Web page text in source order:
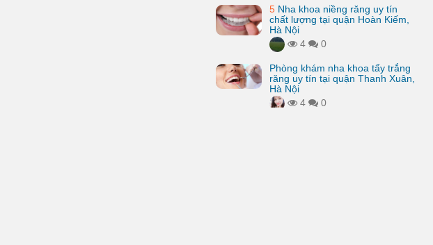
5 Nha khoa niềng răng uy tín
chất lượng tại quận Hoàn Kiếm,
Hà Nội
4
0
Phòng khám nha khoa tẩy trắng
răng uy tín tại quận Thanh Xuân,
Hà Nội
4
0